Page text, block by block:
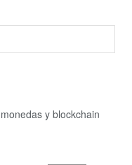
y blockchain